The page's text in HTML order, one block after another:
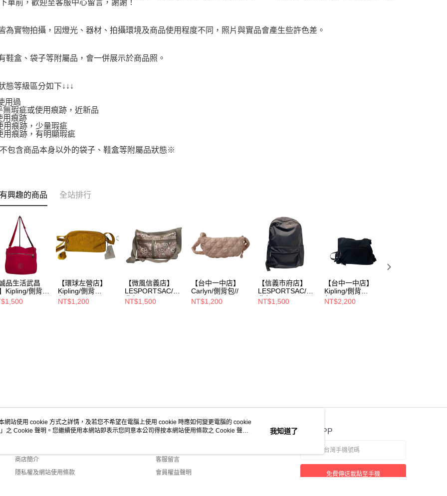
單前，歡迎至客服中心留言，謝謝！
為實物拍攝，因燈光、器材、拍攝環境及商品使用程度不同，照片與實品會產生些許色差。
鞋盒、袋子等附屬品，會一併展示於商品照。
態等級區分如下↓↓↓
用過
無瑕疵或使用痕跡，近新品
用痕跡
用痕跡，少量瑕疵
用痕跡，有明顯瑕疵
包含商品本身以外的袋子、鞋盒等附屬品狀態※
興趣的商品 全站排行
品生活武昌
Kipling/側背
TM2133
【環球左營店】
Kipling/側背
包//k1244319s
NT$1,200
【微風信義店】
LESPORTSAC/側
背包//
NT$1,500
【台中一中店】
Carlyn/側背包//
NT$1,200
【信義市府店】
LESPORTSAC/後
背包//
NT$1,500
【台中一中店】
Kipling/側背
包///23422016760
NT$2,200
關於我們
商店簡介
隱私權及網站使用條款
客服資訊
客服留言
會員權益聲明
官方APP
免費傳送載點至手機
網站使用 cookie 方式之詳情，及若您不希望在電腦上使用 cookie 時應如何變更電腦的 cookie
」之 Cookie 聲明。您繼續使用本網站即表示您同意本公司得按本網站使用條款之 Cookie 聲明
我知道了